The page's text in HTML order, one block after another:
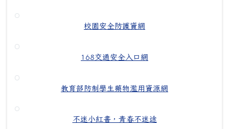
校園安全防護資網
168交通安全入口網
教育部防制學生藥物濫用資源網
不迷小紅書，青春不迷途